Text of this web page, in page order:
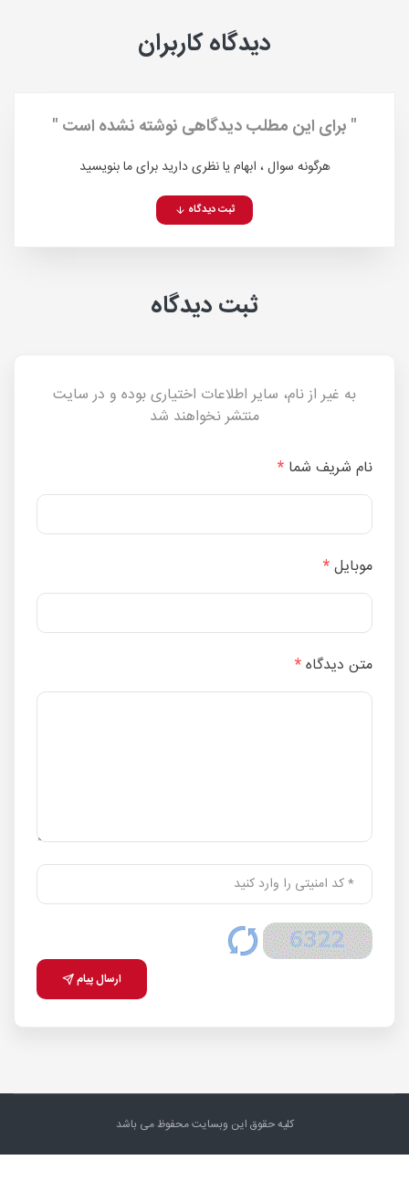
دیدگاه کاربران
" برای این مطلب دیدگاهی نوشته نشده است "
هرگونه سوال ، ابهام یا نظری دارید برای ما بنویسید
ثبت دیدگاه
ثبت دیدگاه
به غیر از نام، سایر اطلاعات اختیاری بوده و در سایت
منتشر نخواهند شد
نام شریف شما *
موبایل*
متن دیدگاه*
ارسال پیام
کلیه حقوق این وبسایت محفوظ می باشد